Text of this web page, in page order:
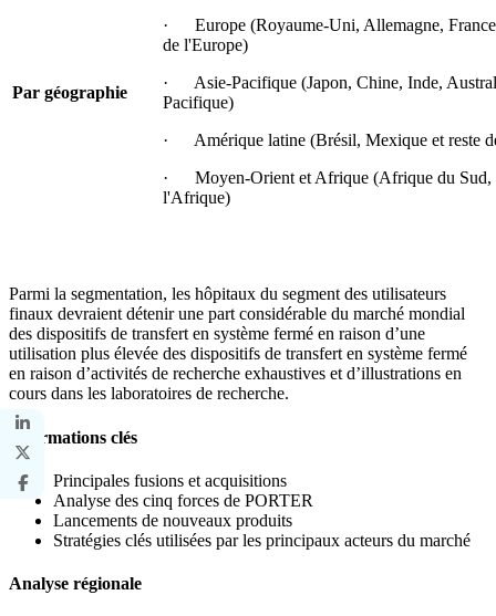
Par géographie
· Europe (Royaume-Uni, Allemagne,
de l'Europe)
· Asie-Pacifique (Japon, Chine, Inde,
Pacifique)
· Amérique latine (Brésil, Mexique et reste
· Moyen-Orient et Afrique (Afrique du Sud,
l'Afrique)
Parmi la segmentation, les hôpitaux du segment des utilisateurs
finaux devraient détenir une part considérable du marché mondial
des dispositifs de transfert en système fermé en raison d’une
utilisation plus élevée des dispositifs de transfert en système fermé
en raison d’activités de recherche exhaustives et d’illustrations en
cours dans les laboratoires de recherche.
Informations clés
Principales fusions et acquisitions
Analyse des cinq forces de PORTER
Lancements de nouveaux produits
Stratégies clés utilisées par les principaux acteurs du marché
Analyse régionale